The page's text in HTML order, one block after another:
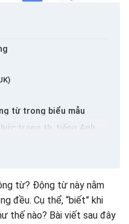
từ trong biểu mẫu
trong th, tiếng Anh
trong một cấu trúc
từ? Động từ này nằm
đều. Cụ thể, “biết” khi
thế nào? Bài viết sau đây